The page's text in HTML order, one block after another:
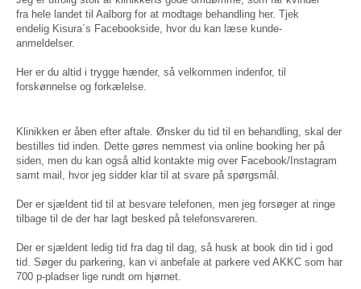
fra hele landet til Aalborg for at modtage behandling her. Tjek
endelig Kisura´s Facebookside, hvor du kan læse kunde-
anmeldelser.
Her er du altid i trygge hænder, så velkommen indenfor, til
forskønnelse og forkælelse.
Klinikken er åben efter aftale. Ønsker du tid til en behandling, skal der
bestilles tid inden. Dette gøres nemmest via online booking her på
siden, men du kan også altid kontakte mig over Facebook/Instagram
samt mail, hvor jeg sidder klar til at svare på spørgsmål.
Der er sjældent tid til at besvare telefonen, men jeg forsøger at ringe
tilbage til de der har lagt besked på telefonsvareren.
Der er sjældent ledig tid fra dag til dag, så husk at book din tid i god
tid. Søger du parkering, kan vi anbefale at parkere ved AKKC som har
700 p-pladser lige rundt om hjørnet.